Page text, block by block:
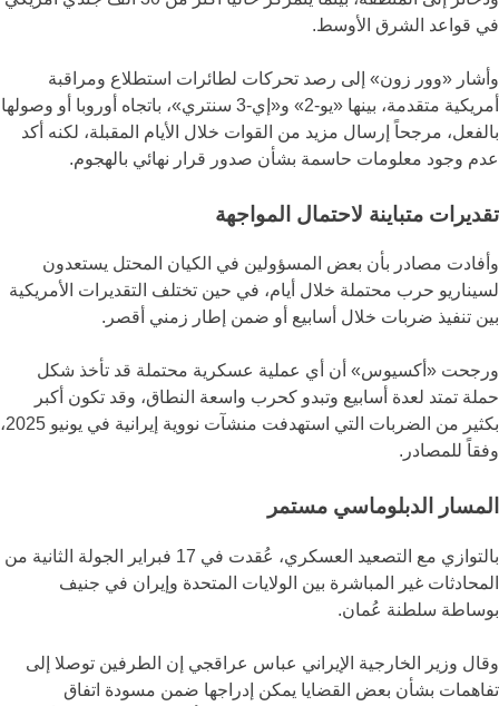
في قواعد الشرق الأوسط.
وأشار «وور زون» إلى رصد تحركات لطائرات استطلاع ومراقبة
أمريكية متقدمة، بينها «يو-2» و«إي-3 سنتري»، باتجاه أوروبا أو وصولها
بالفعل، مرجحاً إرسال مزيد من القوات خلال الأيام المقبلة، لكنه أكد
عدم وجود معلومات حاسمة بشأن صدور قرار نهائي بالهجوم.
تقديرات متباينة لاحتمال المواجهة
وأفادت مصادر بأن بعض المسؤولين في الكيان المحتل يستعدون
لسيناريو حرب محتملة خلال أيام، في حين تختلف التقديرات الأمريكية
بين تنفيذ ضربات خلال أسابيع أو ضمن إطار زمني أقصر.
ورجحت «أكسيوس» أن أي عملية عسكرية محتملة قد تأخذ شكل
حملة تمتد لعدة أسابيع وتبدو كحرب واسعة النطاق، وقد تكون أكبر
بكثير من الضربات التي استهدفت منشآت نووية إيرانية في يونيو 2025،
وفقاً للمصادر.
المسار الدبلوماسي مستمر
بالتوازي مع التصعيد العسكري، عُقدت في 17 فبراير الجولة الثانية من
المحادثات غير المباشرة بين الولايات المتحدة وإيران في جنيف
بوساطة سلطنة عُمان.
وقال وزير الخارجية الإيراني عباس عراقجي إن الطرفين توصلا إلى
تفاهمات بشأن بعض القضايا يمكن إدراجها ضمن مسودة اتفاق